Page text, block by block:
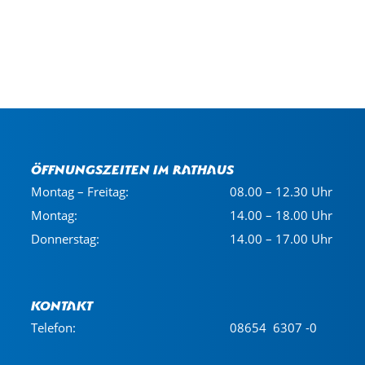
Öffnungszeiten im Rathaus
Montag – Freitag:
08.00 – 12.30 Uhr
Montag:
14.00 – 18.00 Uhr
Donnerstag:
14.00 – 17.00 Uhr
Kontakt
Telefon: 08654 6307 -0